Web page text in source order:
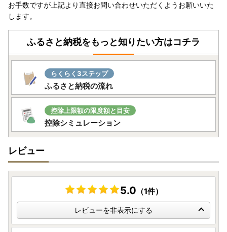
お手数ですが上記より直接お問い合わせいただくようお願いいた
します。
ふるさと納税をもっと知りたい方はコチラ
らくらく3ステップ
ふるさと納税の流れ
控除上限額の限度額と目安
控除シミュレーション
レビュー
5.0 （1件）
レビューを非表示にする